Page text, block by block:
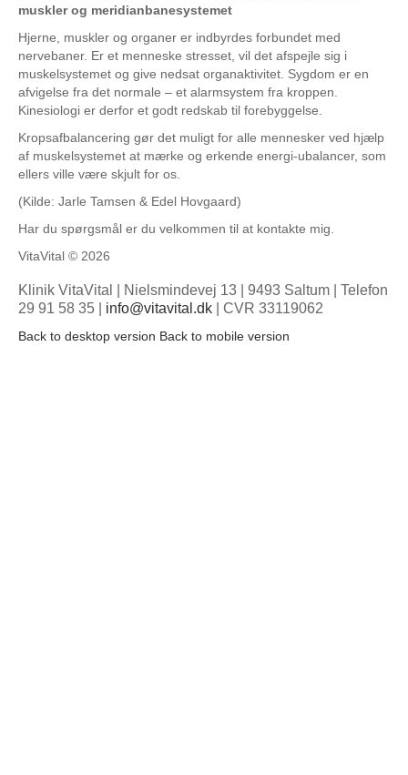
muskler og meridianbanesystemet
Hjerne, muskler og organer er indbyrdes forbundet med
nervebaner. Er et menneske stresset, vil det afspejle sig i
muskelsystemet og give nedsat organaktivitet. Sygdom er en
afvigelse fra det normale – et alarmsystem fra kroppen.
Kinesiologi er derfor et godt redskab til forebyggelse.
Kropsafbalancering gør det muligt for alle mennesker ved hjælp
af muskelsystemet at mærke og erkende energi-ubalancer, som
ellers ville være skjult for os.
(Kilde: Jarle Tamsen & Edel Hovgaard)
Har du spørgsmål er du velkommen til at kontakte mig.
VitaVital © 2026
Klinik VitaVital | Nielsmindevej 13 9493 Saltum
Telefon
29 91 58 35
info@vitavital.dk | CVR 33119062
Back to desktop version Back to mobile version